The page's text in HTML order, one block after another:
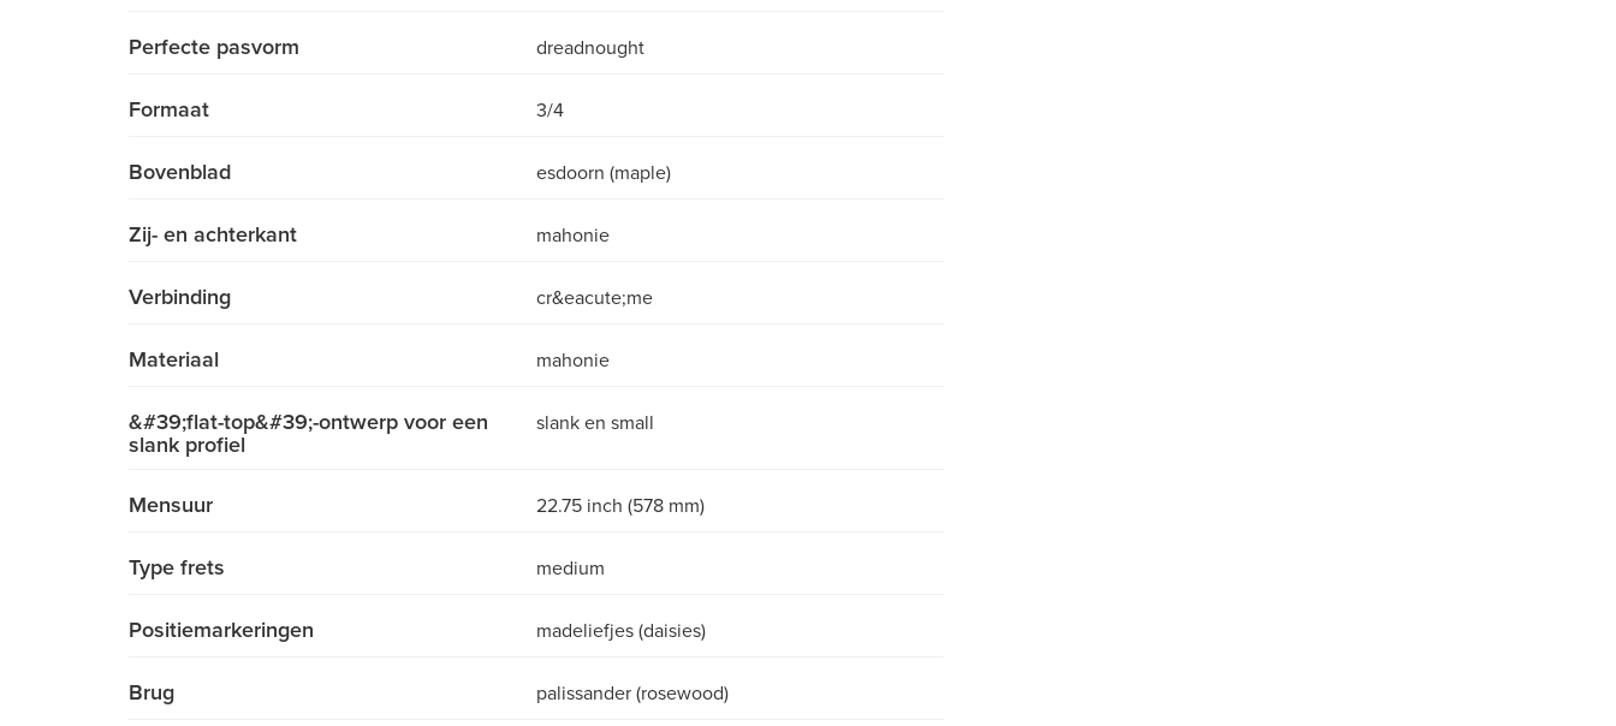
Perfecte pasvorm dreadnought
Formaat 3/4
Bovenblad esdoorn (maple)
Zij- en achterkant mahonie
Verbinding cr&eacute;me
Materiaal mahonie
&#39;flat-top&#39;-ontwerp voor een
slank profiel
slank en small
Mensuur 22.75 inch (578 mm)
Type frets medium
Positiemarkeringen madeliefjes (daisies)
Brug palissander (rosewood)